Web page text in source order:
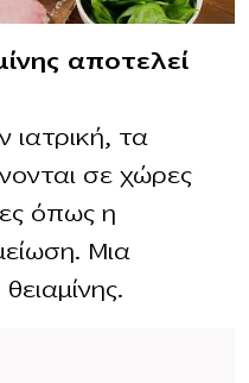
αποτελεί
ιατρική, τα
σε χώρες
όπως η
Μια